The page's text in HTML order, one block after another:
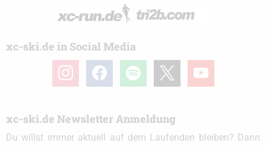
xc-ski.de in Social Media
instagramfacebook spotify youtube
xc-ski.de Newsletter Anmeldung
Du willst immer aktuell auf dem Laufenden bleiben? Dann